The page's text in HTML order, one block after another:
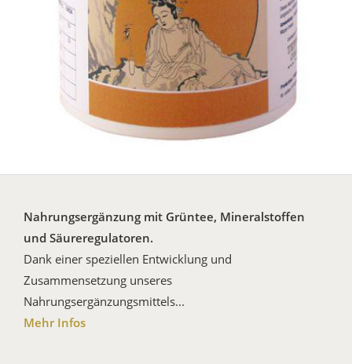
Nahrungsergänzung mit Grüntee, Mineralstoffen
und Säureregulatoren.
Dank einer speziellen Entwicklung und
Zusammensetzung unseres
Nahrungsergänzungsmittels...
Mehr Infos